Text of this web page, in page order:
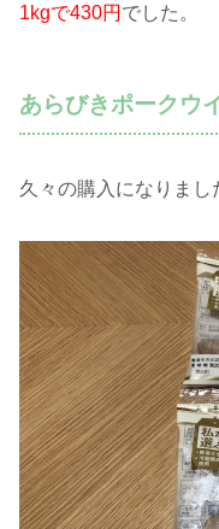
1kgで430円 でした。
あらびきポークウ
久々の購入になりまし